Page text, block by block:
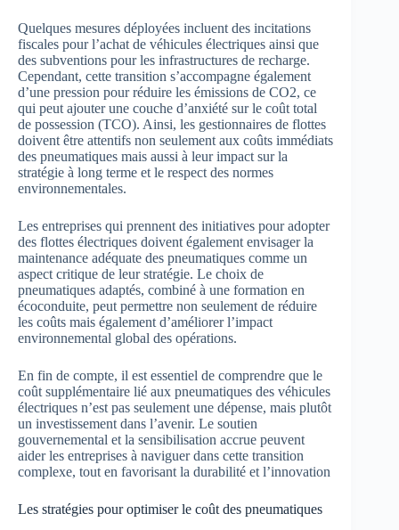
Quelques mesures déployées incluent des incitations
fiscales pour l’achat de véhicules électriques ainsi que
des subventions pour les infrastructures de recharge.
Cependant, cette transition s’accompagne également
d’une pression pour réduire les émissions de CO2, ce
qui peut ajouter une couche d’anxiété sur le coût total
de possession (TCO). Ainsi, les gestionnaires de flottes
doivent être attentifs non seulement aux coûts immédiats
des pneumatiques mais aussi à leur impact sur la
stratégie à long terme et le respect des normes
environnementales.
Les entreprises qui prennent des initiatives pour adopter
des flottes électriques doivent également envisager la
maintenance adéquate des pneumatiques comme un
aspect critique de leur stratégie. Le choix de
pneumatiques adaptés, combiné à une formation en
écoconduite, peut permettre non seulement de réduire
les coûts mais également d’améliorer l’impact
environnemental global des opérations.
En fin de compte, il est essentiel de comprendre que le
coût supplémentaire lié aux pneumatiques des véhicules
électriques n’est pas seulement une dépense, mais plutôt
un investissement dans l’avenir. Le soutien
gouvernemental et la sensibilisation accrue peuvent
aider les entreprises à naviguer dans cette transition
complexe, tout en favorisant la durabilité et l’innovation
Les stratégies pour optimiser le coût des pneumatiques